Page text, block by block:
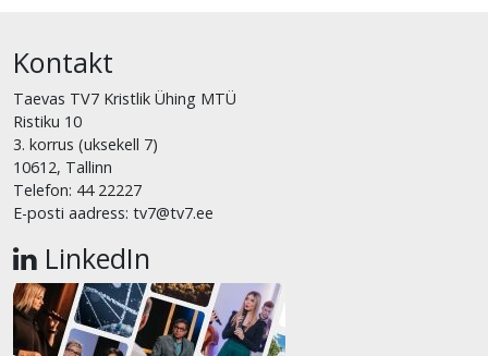
Kontakt
Taevas TV7 Kristlik Ühing MTÜ
Ristiku 10
3. korrus (uksekell 7)
10612, Tallinn
Telefon: 44 22227
E-posti aadress: tv7@tv7.ee
LinkedIn